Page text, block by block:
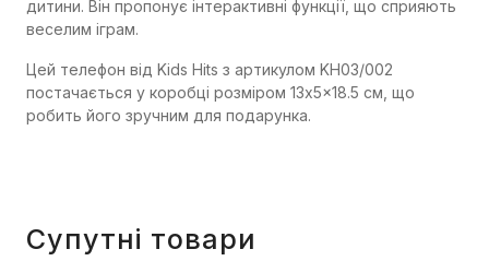
дитини. Він пропонує інтерактивні функції, що сприяють
веселим іграм.
Цей телефон від Kids Hits з артикулом KH03/002
постачається у коробці розміром 13x5x18.5 см, що
робить його зручним для подарунка.
Супутні товари